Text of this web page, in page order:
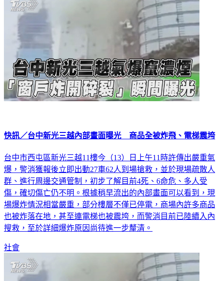
快訊／台中新光三越內部畫面曝光 商品全被炸飛、電梯震垮
台中市西屯區新光三越11樓今（13）日上午11時許傳出嚴重氣
爆，警消獲報後立即出動27車62人到場搶救，並於現場疏散人
群、進行周邊交通管制，初步了解目前4死、6命危、多人受
傷，確切傷亡仍不明。根據稍早流出的內部畫面可以看到，現
場爆炸情況相當嚴重，部分樓層不僅已停電，商場內許多商品
也被炸落在地，甚至連電梯也被震垮，而警消目前已陸續入內
搜救，至於詳細爆炸原因尚待進一步釐清。
社會